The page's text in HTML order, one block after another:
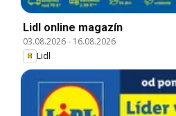
Lidl online magazín
03.08.2026- 16.08.2026
Lidl